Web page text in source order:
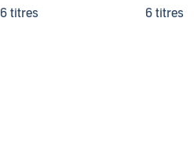
6 titres
6 titres